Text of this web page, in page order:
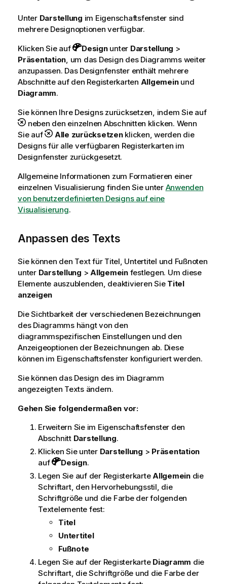
Unter Darstellung im Eigenschaftsfenster sind
mehrere Designoptionen verfügbar.
Klicken Sie auf
Designunter Darstellung >
Präsentation, um das Design des Diagramms weiter
anzupassen. Das Designfenster enthält mehrere
Abschnitte auf den Registerkarten Allgemeinund
Diagramm.
Sie können Ihre Designs zurücksetzen, indem Sie auf
neben den einzelnen Abschnitten klicken. Wenn
Sie auf
Alle zurücksetzenklicken, werden die
Designs für alle verfügbaren Registerkarten im
Designfenster zurückgesetzt.
Allgemeine Informationen zum Formatieren einer
einzelnen Visualisierung finden Sie unter Anwenden
von benutzerdefinierten Designs auf eine
Visualisierung.
Anpassen des Texts
Sie können den Text für Titel, Untertitel und Fußnoten
unter Darstellung > Allgemeinfestlegen. Um diese
Elemente auszublenden, deaktivieren Sie Titel
anzeigen
Die Sichtbarkeit der verschiedenen Bezeichnungen
des Diagramms hängt von den
diagrammspezifischen Einstellungen und den
Anzeigeoptionen der Bezeichnungen ab. Diese
können im Eigenschaftsfenster konfiguriert werden.
Sie können das Design des im Diagramm
angezeigten Texts ändern.
Gehen Sie folgendermaßen vor:
Erweitern Sie im Eigenschaftsfenster den
Abschnitt Darstellung.
Klicken Sie unter Darstellung > Präsentation
auf
Design.
Legen Sie auf der RegisterkarteAllgemeindie
Schriftart, den Hervorhebungsstil, die
Schriftgröße und die Farbe der folgenden
Textelemente fest:
Titel
Untertitel
Fußnote
Legen Sie auf der Registerkarte Diagramm die
Schriftart, die Schriftgröße und die Farbe der